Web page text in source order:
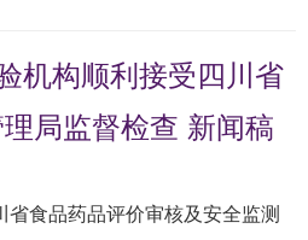
机构顺利接受四川省
局监督检查 新闻稿
食品药品评价审核及安全监测